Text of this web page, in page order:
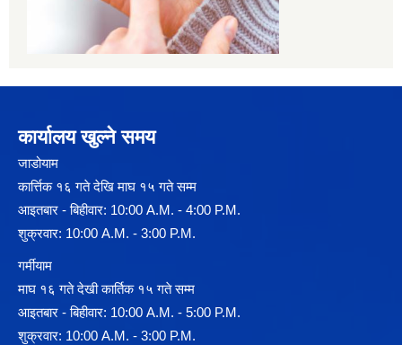
कार्यालय खुल्ने समय
जाडोयाम
कार्त्तिक १६ गते देखि माघ १५ गते सम्म
आइतबार - बिहीवार: 10:00 A.M. - 4:00 P.M.
शुक्रवार: 10:00 A.M. - 3:00 P.M.
गर्मीयाम
माघ १६ गते देखी कार्तिक १५ गते सम्म
आइतबार - बिहीवार: 10:00 A.M. - 5:00 P.M.
शुक्रवार: 10:00 A.M. - 3:00 P.M.